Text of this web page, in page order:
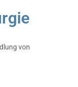
von